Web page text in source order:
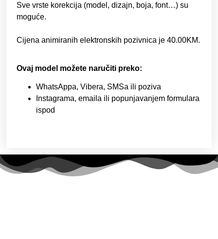
Sve vrste korekcija (model, dizajn, boja, font…) su
moguće.
Cijena animiranih elektronskih pozivnica je 40.00KM.
Ovaj model možete naručiti preko:
WhatsAppa, Vibera, SMSa ili poziva
Instagrama, emaila ili popunjavanjem formulara
ispod